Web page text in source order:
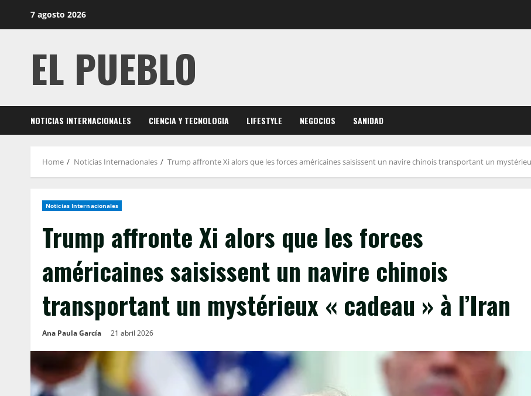
7 agosto 2026
EL PUEBLO
NOTICIAS INTERNACIONALES CIENCIA Y TECNOLOGIA LIFESTYLE NEGOCIOS SANIDAD
Home Noticias Internacionales Trump affronte Xi alors que les forces américaines saisissent un navire chinois transportant un
Noticias Internacionales
Trump affronte Xi alors que les forces
américaines saisissent un navire chinois
transportant un mystérieux « cadeau » à l’Iran
Ana Paula García 21 abril 2026